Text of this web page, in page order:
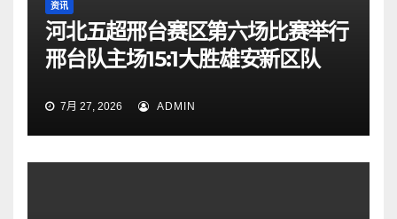
资讯
河北五超邢台赛区第六场比赛举行
邢台队主场15:1大胜雄安新区队
7月 27, 2026 ADMIN